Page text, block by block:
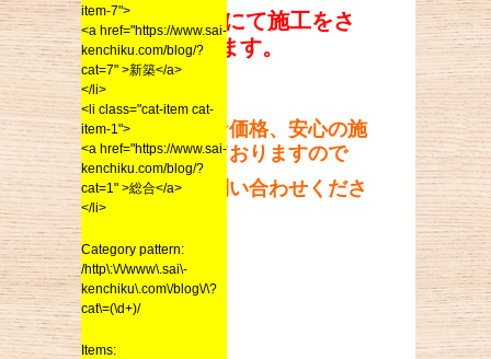
198,000円にて施工をさ
せて頂きます。
大変お得な価格、安心の施
工となっておりますので
急いでお問い合わせくださ
item-7">
<a href="https://www.sai-
kenchiku.com/blog/?
cat=7" >新築</a>
</li>
<li class="cat-item cat-
item-1">
<a href="https://www.sai-
kenchiku.com/blog/?
cat=1" >総合</a>
</li>
Category pattern:
/http\:\/\/www\.sai\-
kenchiku\.com\/blog\/\?
cat\=(\d+)/
Items: